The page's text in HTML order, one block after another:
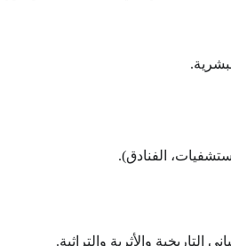
الفنادق).
التاريخية والأثرية والتراثية.